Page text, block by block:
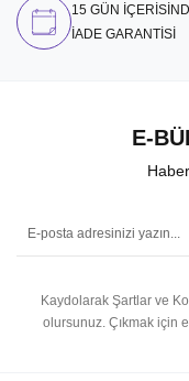
15 GÜN
İADE GARANTİSİ
E-
Kaydolarak Şartlar ve
olursunuz. Çıkmak için